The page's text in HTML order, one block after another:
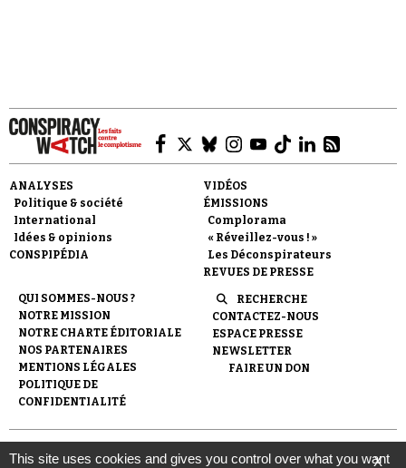
Faire un don
Demander à Vera
ANALYSES
Politique & société
International
Idées & opinions
CONSPIPÉDIA
VIDÉOS
ÉMISSIONS
Complorama
« Réveillez-vous ! »
Les Déconspirateurs
REVUES DE PRESSE
QUI SOMMES-NOUS ?
NOTRE MISSION
NOTRE CHARTE ÉDITORIALE
NOS PARTENAIRES
MENTIONS LÉGALES
POLITIQUE DE
CONFIDENTIALITÉ
RECHERCHE
CONTACTEZ-NOUS
ESPACE PRESSE
NEWSLETTER
FAIRE UN DON
© 2007- 2026 Conspiracy Watch | Une réalisation de
l'Observatoire du conspirationnisme (association loi de 1901) avec
X
This site uses cookies and gives you control over what you want